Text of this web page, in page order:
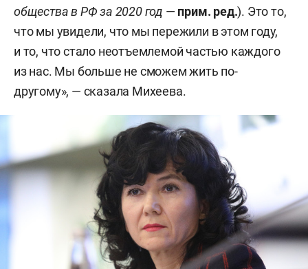
общества в РФ за 2020 год — прим. ред.). Это то,
что мы увидели, что мы пережили в этом году,
и то, что стало неотъемлемой частью каждого
из нас. Мы больше не сможем жить по-
другому», — сказала Михеева.